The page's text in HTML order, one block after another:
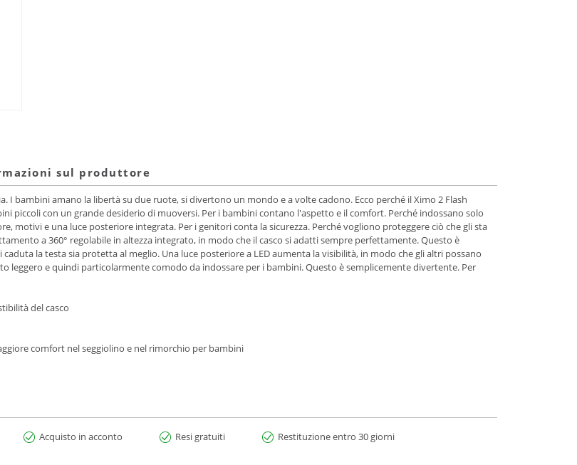
sul produttore
I bambini amano la libertà su due ruote, si divertono un mondo e a volte cadono. Ecco perché il Ximo 2 Flash
piccoli con un grande desiderio di muoversi. Per i bambini contano l'aspetto e il comfort. Perché indossano solo
motivi e una luce posteriore integrata. Per i genitori conta la sicurezza. Perché vogliono proteggere ciò che gli sta
a 360° regolabile in altezza integrato, in modo che il casco si adatti sempre perfettamente. Questo è
la testa sia protetta al meglio. Una luce posteriore a LED aumenta la visibilità, in modo che gli altri possano
leggero e quindi particolarmente comodo da indossare per i bambini. Questo è semplicemente divertente. Per
del casco
comfort nel seggiolino e nel rimorchio per bambini
Acquisto in acconto Resi gratuiti Restituzione entro 30 giorni